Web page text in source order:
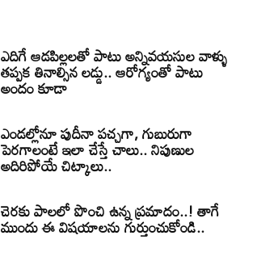
ఎదిగే ఆడపిల్లలతో పాటు అన్నివయసుల వాళ్ళు
తప్పక తినాల్సిన లడ్డు.. ఆరోగ్యంతో పాటు
అందం కూడా
ఎండల్లోనూ పుదీనా పచ్చగా, గుబురుగా
పెరగాలంటే ఇలా చేస్తే చాలు.. నిపుణుల
అదిరిపోయే చిట్కాలు..
చెరకు పాలలో పొంచి ఉన్న ప్రమాదం..! తాగే
ముందు ఈ విషయాలను గుర్తుంచుకోండి..